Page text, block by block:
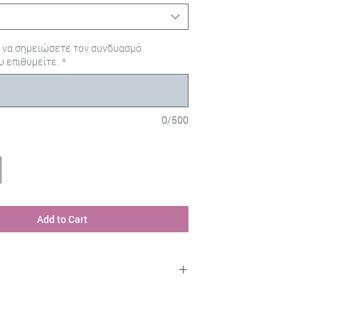
σημειώσετε τον συνδυασμό
*
0/500
Add to Cart